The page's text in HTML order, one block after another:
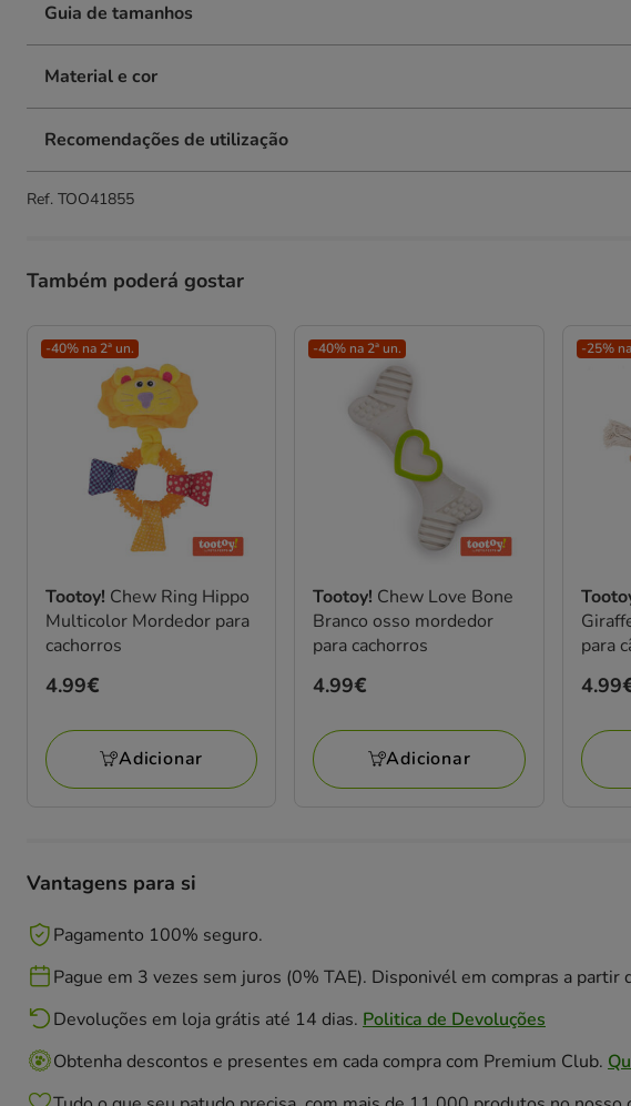
Guia de tamanhos
Material e cor
Recomendações de utilização
Ref. TOO41855
Também poderá gostar
-40% na 2ª un.
Tootoy! Chew Ring Hippo
Multicolor Mordedor para
cachorros
Preço
4.99€
Adicionar
-40% na 2ª un.
Tootoy! Chew Love Bone
Branco osso mordedor
para cachorros
Preço
4.99€
Adicionar
-25%
para
Preço
Vantagens para si
Pagamento 100% seguro.
Pague em 3 vezes sem juros (0% TAE). Disponivél em compras a partir
Devoluções em loja grátis até 14 dias. Politica de Devoluções
Obtenha descontos e presentes em cada compra com Premium Club.